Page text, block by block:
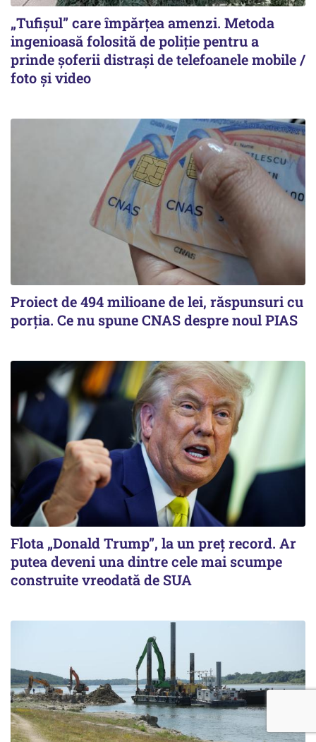
„Tufișul” care împărțea amenzi. Metoda
ingenioasă folosită de poliție pentru a
prinde șoferii distrași de telefoanele mobile /
foto și video
Proiect de 494 milioane de lei, răspunsuri cu
porția. Ce nu spune CNAS despre noul PIAS
Flota „Donald Trump”, la un preț record. Ar
putea deveni una dintre cele mai scumpe
construite vreodată de SUA